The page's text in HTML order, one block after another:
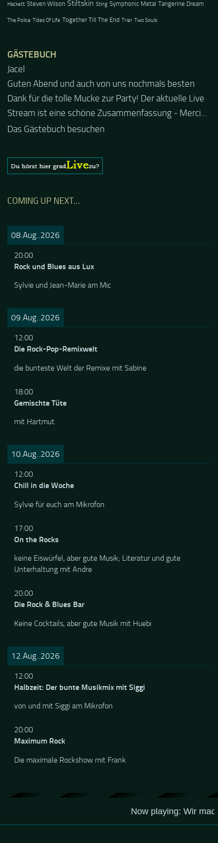
Hackett Steven Wilson Stiltskin Sting Symphonic Metal Tangerine Dream
The Police Tides Of Life Together Till The End Trier Two Souls
GÄSTEBUCH
Jacel
Guten Abend und auch von uns nochmals besten
Dank für die tolle Mucke zur Party! Der aktuelle Live
Stream ist eine schöne Zusammenfassung - Merci...
Das Gästebuch besuchen
COMING UP NEXT…
08.Aug..2026
20:00
Rock und Blues aus Lux
Sylvie und Jean-Marie am Mic
09.Aug..2026
12:00
Die Rock-Pop-Remixwelt
die bunteste Welt der Remixe mit Sabine
18:00
Gemischte Tüte
mit Hartmut
10.Aug..2026
12:00
Chill in die Woche
Sylvie für euch am Mikrofon
17:00
On the Rocks
keine Eiswürfel, aber gute Musik; Literatur und gute
Unterhaltung mit Andre
20:00
Die Rock & Blues Bar
Keine Cocktails, aber gute Musik mit Huebi
12.Aug..2026
12:00
Halbzeit: Der bunte Musikmix mit Siggi
von und mit Siggi am Mikrofon
20:00
Maximum Rock
Die maximale Rockshow mit Frank